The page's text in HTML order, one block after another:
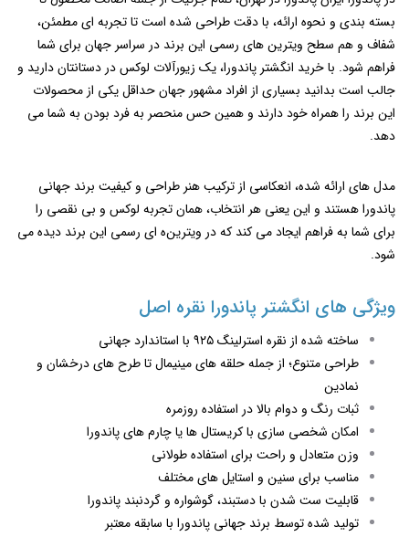
بسته ‌بندی و نحوه ارائه، با دقت طراحی شده است تا تجربه ‌ای مطمئن،
شفاف و هم‌ سطح ویترین‌ های رسمی این برند در سراسر جهان برای شما
فراهم شود. با خرید انگشتر پاندورا، یک زیورآلات لوکس در دستانتان دارید و
جالب است بدانید بسیاری از افراد مشهور جهان حداقل یکی از محصولات
این برند را همراه خود دارند و همین حس منحصر به ‌فرد بودن به شما می
دهد.
مدل ‌های ارائه ‌شده، انعکاسی از ترکیب هنر طراحی و کیفیت برند جهانی
پاندورا هستند و این یعنی هر انتخاب، همان تجربه لوکس و بی ‌نقصی را
برای شما به فراهم ایجاد می کند که در ویترین‌ه ای رسمی این برند دیده می
‌شود.
ویژگی ‌های انگشتر پاندورا نقره اصل
ساخته شده از نقره استرلینگ ۹۲۵ با استاندارد جهانی
طراحی متنوع؛ از جمله حلقه ‌های مینیمال تا طرح ‌های درخشان و
نمادین
ثبات رنگ و دوام بالا در استفاده روزمره
امکان شخصی‌ سازی با کریستال ‌ها یا چارم‌ های پاندورا
وزن متعادل و راحت برای استفاده طولانی
مناسب برای سنین و استایل ‌های مختلف
قابلیت ست شدن با دستبند، گوشواره و گردنبند پاندورا
تولید شده توسط برند جهانی پاندورا با سابقه معتبر